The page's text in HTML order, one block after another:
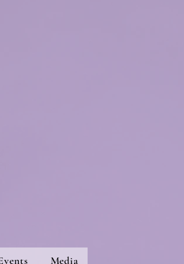
Media